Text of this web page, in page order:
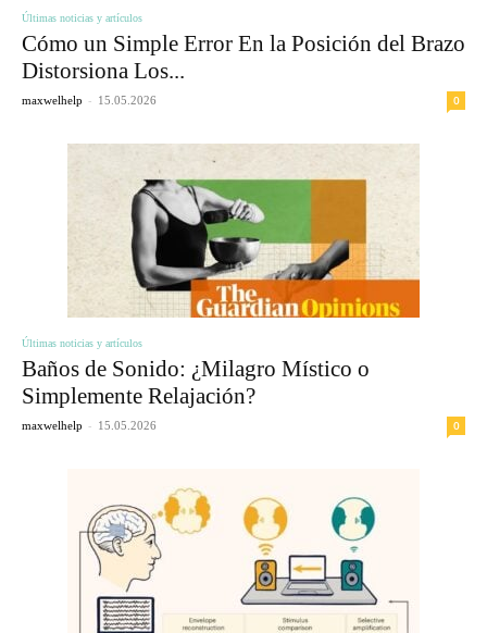
Últimas noticias y artículos
Cómo un Simple Error En la Posición del Brazo
Distorsiona Los...
maxwelhelp - 15.05.2026 0
Últimas noticias y artículos
Baños de Sonido: ¿Milagro Místico o
Simplemente Relajación?
maxwelhelp - 15.05.2026 0